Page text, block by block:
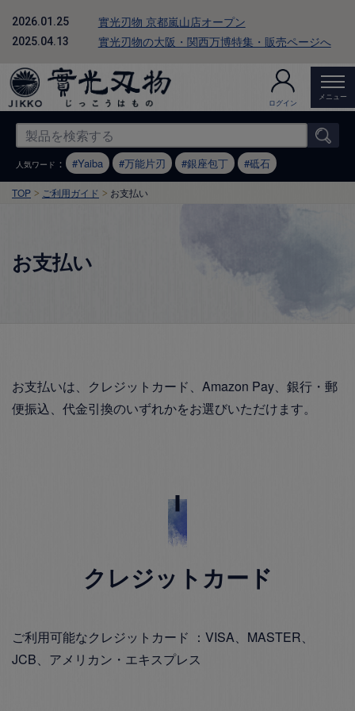
2026.01.25 實光刃物 京都嵐山店オープン
2025.04.13 實光刃物の大阪・関西万博特集・販売ページへ
ログイン
メニュー
人気ワード ： Yaiba 万能片刃 銀座包丁 砥石
TOP ご利用ガイド お支払い
お支払い
お支払いは、クレジットカード、Amazon Pay、銀行・郵
便振込、代金引換のいずれかをお選びいただけます。
クレジットカード
ご利用可能なクレジットカード ：VISA、MASTER、
JCB、アメリカン・エキスプレス